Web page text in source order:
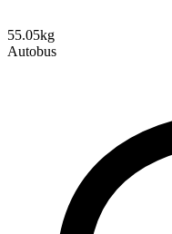
55.05kg
Autobus